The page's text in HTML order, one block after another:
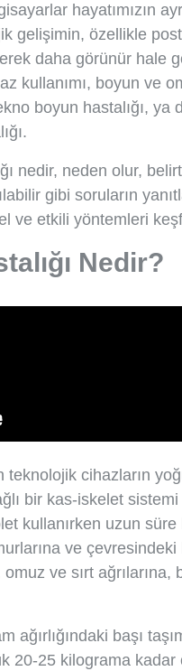
hayatımızın
gelişimin, özellikle
daha görünür hale
kullanımı, boyun ve
boyun hastalığı, ya
nedir, neden olur,
gibi soruların
ve etkili yöntemleri
Nedir?
teknolojik cihazların
bir kas-iskelet sistemi
kullanırken uzun süre
ve çevresindeki
ve sırt ağrılarına,
başı
20-25 kilograma kadar